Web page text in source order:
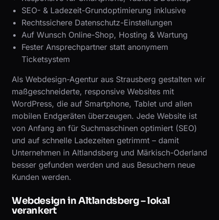
SEO- & Ladezeit-Grundoptimierung inklusive
Rechtssichere Datenschutz-Einstellungen
Auf Wunsch Online-Shop, Hosting & Wartung
Fester Ansprechpartner statt anonymem
Ticketsystem
Als Webdesign-Agentur aus Strausberg gestalten wir
maßgeschneiderte, responsive Websites mit
WordPress, die auf Smartphone, Tablet und allen
mobilen Endgeräten überzeugen. Jede Website ist
von Anfang an für Suchmaschinen optimiert (SEO)
und auf schnelle Ladezeiten getrimmt – damit
Unternehmen in Altlandsberg und Märkisch-Oderland
besser gefunden werden und aus Besuchern neue
Kunden werden.
Webdesign in Altlandsberg – lokal
verankert